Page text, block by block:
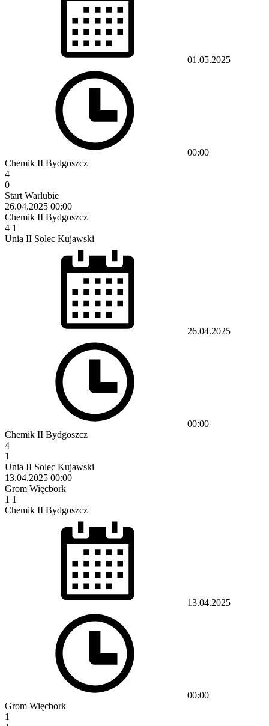
01.05.2025
00:00
Chemik II Bydgoszcz
4
0
Start Warlubie
26.04.2025 00:00
Chemik II Bydgoszcz
4 1
Unia II Solec Kujawski
26.04.2025
00:00
Chemik II Bydgoszcz
4
1
Unia II Solec Kujawski
13.04.2025 00:00
Grom Więcbork
1 1
Chemik II Bydgoszcz
13.04.2025
00:00
Grom Więcbork
1